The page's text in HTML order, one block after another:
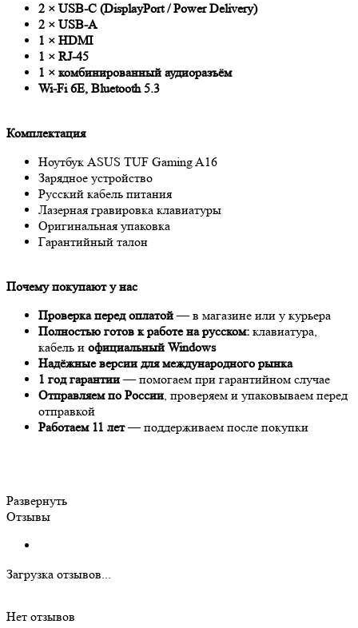
2 × USB-C (DisplayPort / Power Delivery)
2 × USB-A
1 × HDMI
1 × RJ-45
1 × комбинированный аудиоразъём
Wi-Fi 6E, Bluetooth 5.3
Комплектация
Ноутбук ASUS TUF Gaming A16
Зарядное устройство
Русский кабель питания
Лазерная гравировка клавиатуры
Оригинальная упаковка
Гарантийный талон
Почему покупают у нас
Проверка перед оплатой— в магазине или у курьера
Полностью готов к работе на русском: клавиатура,
кабель и официальный Windows
Надёжные версии для международного рынка
1 год гарантии— помогаем при гарантийном случае
Отправляем по России, проверяем и упаковываем перед
отправкой
Работаем 11 лет— поддерживаем после покупки
Развернуть
Отзывы
Загрузка отзывов...
Нет отзывов